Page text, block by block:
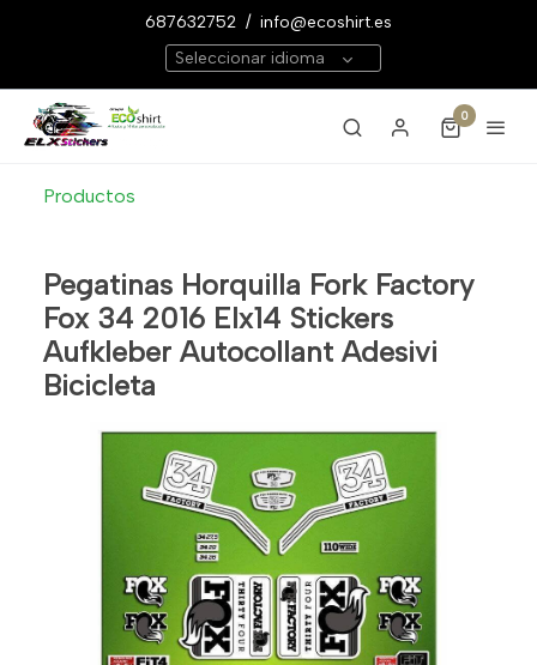
687632752 / info@ecoshirt.es
Seleccionar idioma
0
Productos
Pegatinas Horquilla Fork Factory
Fox 34 2016 Elx14 Stickers
Aufkleber Autocollant Adesivi
Bicicleta